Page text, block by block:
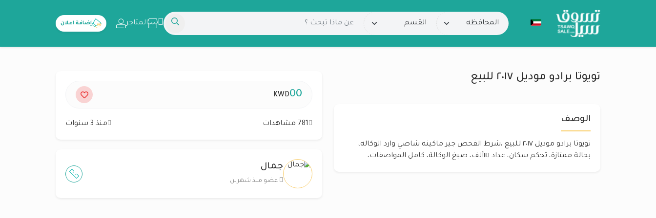
المتاجر إضافة اعلان
تويوتا برادو موديل ٢٠١٧ للبيع
الوصف
تويوتا برادو موديل ٢٠١٧ للبيع ،شرط الفحص جير ماكينه شاصي وارد الوكاله،
بحالة ممتازة، تحكم سكان، عداد ١٤١ألف، صبغ الوكالة، كامل المواصفات،
00
KWD
781 مشاهدات منذ 3 سنوات
جمال
عضو منذ شهرين